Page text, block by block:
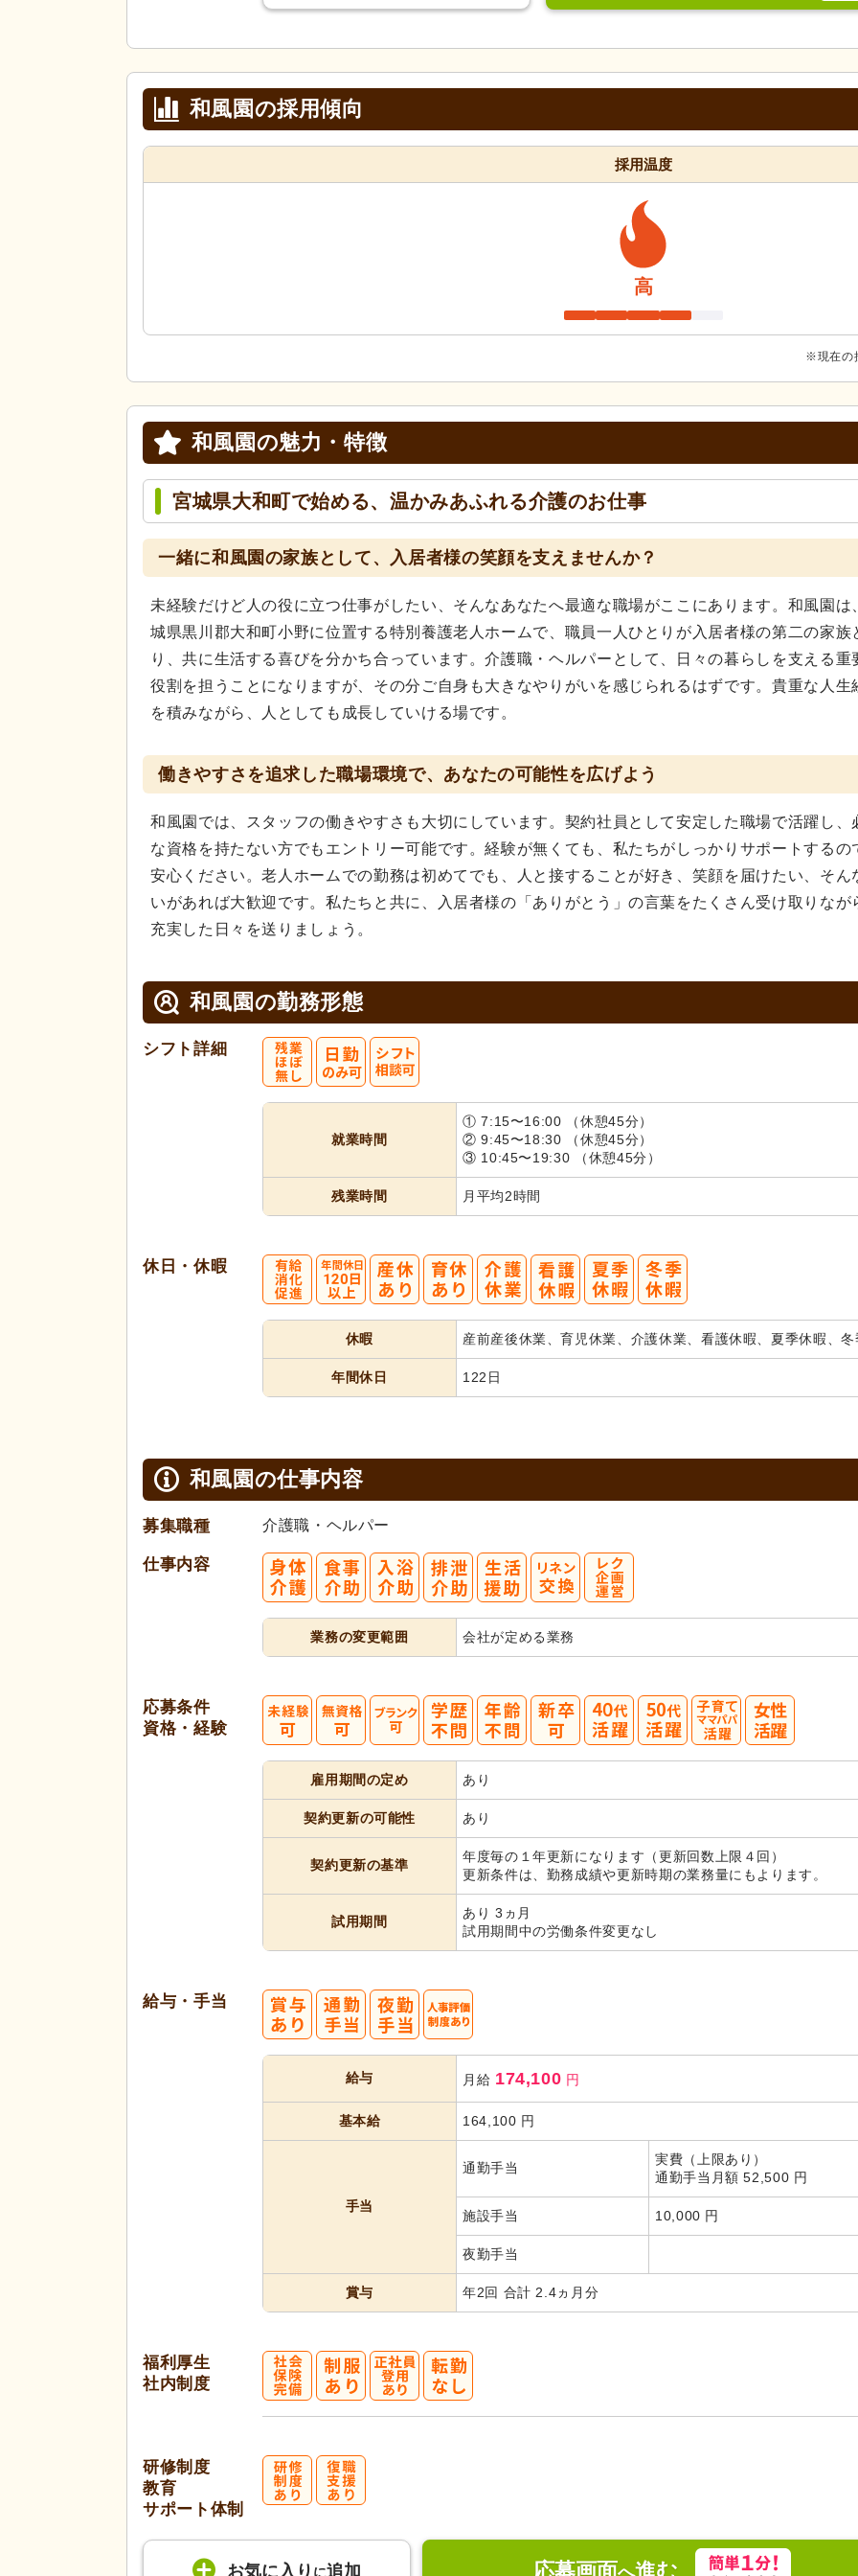
和風園の採用傾向
採用温度
高
※現在の
和風園の魅力・特徴
宮城県大和町で始める、温かみあふれる介護のお仕事
一緒に和風園の家族として、入居者様の笑顔を支えませんか？
未経験だけど人の役に立つ仕事がしたい、そんなあなたへ最適な職場がここにあります。和風園は
城県黒川郡大和町小野に位置する特別養護老人ホームで、職員一人ひとりが入居者様の第二の家族
り、共に生活する喜びを分かち合っています。介護職・ヘルパーとして、日々の暮らしを支える重
役割を担うことになりますが、その分ご自身も大きなやりがいを感じられるはずです。貴重な人生
を積みながら、人としても成長していける場です。
働きやすさを追求した職場環境で、あなたの可能性を広げよう
和風園では、スタッフの働きやすさも大切にしています。契約社員として安定した職場で活躍し、
な資格を持たない方でもエントリー可能です。経験が無くても、私たちがしっかりサポートするの
安心ください。老人ホームでの勤務は初めてでも、人と接することが好き、笑顔を届けたい、そん
いがあれば大歓迎です。私たちと共に、入居者様の「ありがとう」の言葉をたくさん受け取りなが
充実した日々を送りましょう。
和風園の勤務形態
シフト詳細
就業時間
① 7:15〜16:00 （休憩45分）
② 9:45〜18:30 （休憩45分）
③ 10:45〜19:30 （休憩45分）
残業時間 月平均2時間
休日・休暇
休暇 産前産後休業、育児休業、介護休業、看護休暇、夏季休暇、
年間休日 122日
和風園の仕事内容
募集職種 介護職・ヘルパー
仕事内容
業務の変更範囲 会社が定める業務
応募条件
資格・経験
雇用期間の定め あり
契約更新の可能性 あり
契約更新の基準
年度毎の１年更新になります（更新回数上限４回）
更新条件は、勤務成績や更新時期の業務量にもよります。
試用期間
あり 3ヵ月
試用期間中の労働条件変更なし
給与・手当
給与 月給 174,100 円
基本給 164,100 円
手当
通勤手当
実費（上限あり）
通勤手当月額 52,500 円
施設手当 10,000 円
夜勤手当
賞与 年2回 合計 2.4ヵ月分
福利厚生
社内制度
研修制度
教育
サポート体制
お気に入り に追加 応募画面へ進む